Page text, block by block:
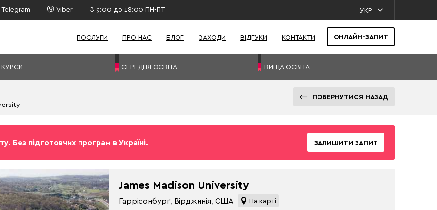
Telegram Viber З 9:00 до 18:00 ПН-ПТ УКР
ПОСЛУГИ ПРО НАС БЛОГ ЗАХОДИ ВІДГУКИ КОНТАКТИ ОНЛАЙН-ЗАПИТ
КУРСИ СЕРЕДНЯ ОСВІТА ВИЩА ОСВІТА
ПОВЕРНУТИСЯ НАЗАД
Без підготовчих програм в Україні. ЗАЛИШИТИ ЗАПИТ
James Madison University
Гаррісонбурґ, Вірджинія, США На карті